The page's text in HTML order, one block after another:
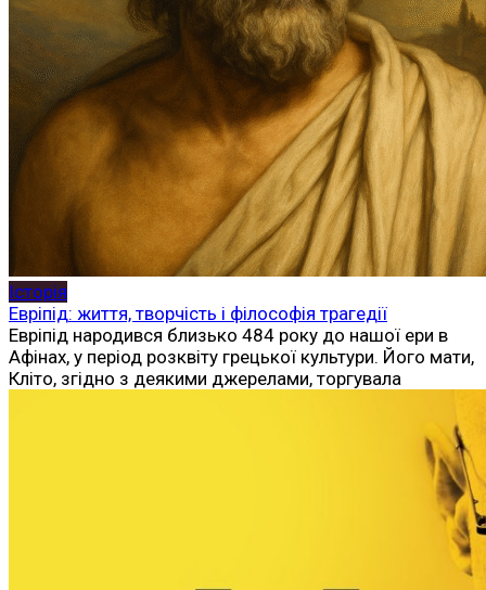
Історія
Евріпід: життя, творчість і філософія трагедії
Евріпід народився близько 484 року до нашої ери в
Афінах, у період розквіту грецької культури. Його мати,
Кліто, згідно з деякими джерелами, торгувала